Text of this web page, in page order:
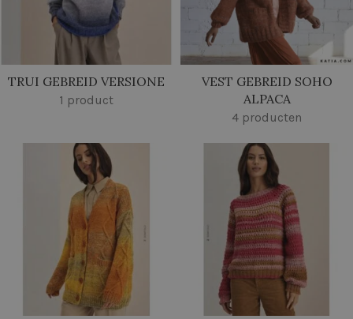
TRUI GEBREID VERSIONE
1 product
VEST GEBREID SOHO
ALPACA
4 producten